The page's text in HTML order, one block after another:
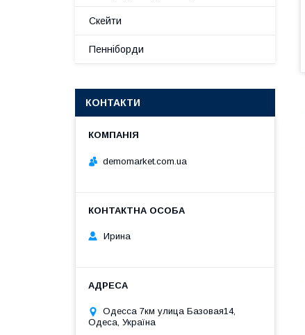
Скейти
Пенніборди
КОНТАКТИ
demomarket.com.ua
Ирина
Одесса 7км улица Базовая14,
Одеса, Україна